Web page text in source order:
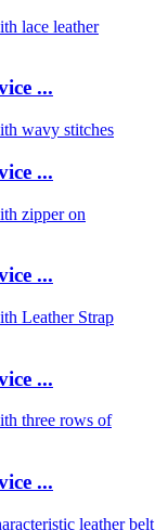
...
...
...
...
...